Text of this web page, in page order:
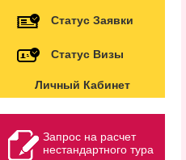
Статус Заявки
Статус Визы
Личный Кабинет
Запрос на расчет
нестандартного тура